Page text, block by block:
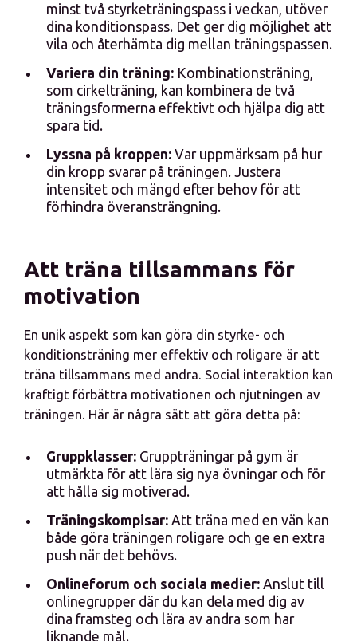
minst två styrketräningspass i veckan, utöver
dina konditionspass. Det ger dig möjlighet att
vila och återhämta dig mellan träningspassen.
Variera din träning: Kombinationsträning,
som cirkelträning, kan kombinera de två
träningsformerna effektivt och hjälpa dig att
spara tid.
Lyssna på kroppen: Var uppmärksam på hur
din kropp svarar på träningen. Justera
intensitet och mängd efter behov för att
förhindra överansträngning.
Att träna tillsammans för
motivation
En unik aspekt som kan göra din styrke- och
konditionsträning mer effektiv och roligare är att
träna tillsammans med andra. Social interaktion kan
kraftigt förbättra motivationen och njutningen av
träningen. Här är några sätt att göra detta på:
Gruppklasser: Gruppträningar på gym är
utmärkta för att lära sig nya övningar och för
att hålla sig motiverad.
Träningskompisar: Att träna med en vän kan
både göra träningen roligare och ge en extra
push när det behövs.
Onlineforum och sociala medier: Anslut till
onlinegrupper där du kan dela med dig av
dina framsteg och lära av andra som har
liknande mål.